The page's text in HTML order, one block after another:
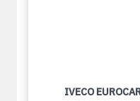
IVECO